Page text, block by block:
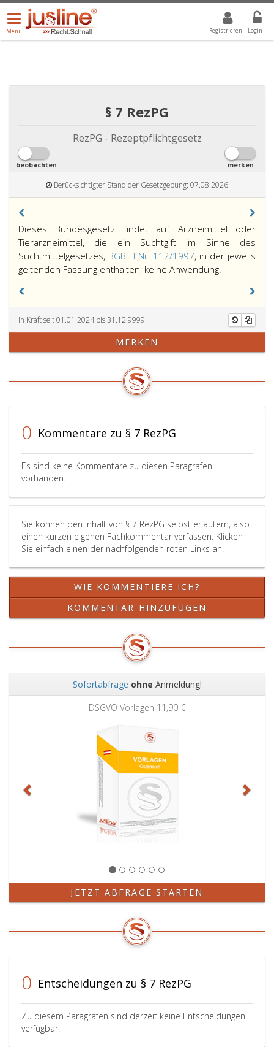
Registrieren Login
Menü
öffnen/schließen
Menü
ALLE DROPDOWN: GEWÄHLTER WERT IST ALLE
§ 7 RezPG
RezPG - Rezeptpflichtgesetz
beobachten merken
Berücksichtigter Stand der Gesetzgebung: 07.08.2026
Paragraph
7,
Dieses Bundesgesetz findet auf Arzneimittel oder
Tierarzneimittel, die ein Suchtgift im Sinne des
Suchtmittelgesetzes, BGBl. I Nr. 112/1997, in der jeweils
geltenden Fassung enthalten, keine Anwendung.
auf
Arzneimittel
oder
im
Nr. 112
1997,,
in
der
jeweils
geltenden
keine
In Kraft seit 01.01.2024 bis 31.12.9999
MERKEN
0 Kommentare zu § 7 RezPG
Es sind keine Kommentare zu diesen Paragrafen
vorhanden.
Sie können den Inhalt von § 7 RezPG selbst erläutern, also
einen kurzen eigenen Fachkommentar verfassen. Klicken
Sie einfach einen der nachfolgenden roten Links an!
WIE KOMMENTIERE ICH?
KOMMENTAR HINZUFÜGEN
Sofortabfrage ohne Anmeldung!
DSGVO Vorlagen 11,90 €
JETZT ABFRAGE STARTEN
0 Entscheidungen zu § 7 RezPG
Zu diesem Paragrafen sind derzeit keine Entscheidungen
verfügbar.